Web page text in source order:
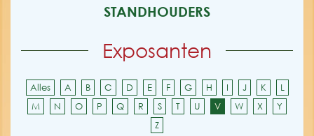
STANDHOUDERS
Exposanten
Alles A B C D E F G H I J K
L
M
N O P Q R S T U V W X
Y
Z